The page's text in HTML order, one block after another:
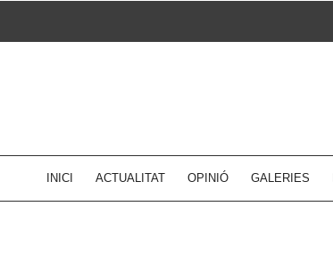
INICI ACTUALITAT OPINIÓ GALERIES